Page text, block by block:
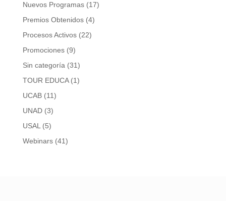
Nuevos Programas(17)
Premios Obtenidos(4)
Procesos Activos(22)
Promociones(9)
Sin categoría (31)
TOUR EDUCA(1)
UCAB(11)
UNAD(3)
USAL (5)
Webinars(41)